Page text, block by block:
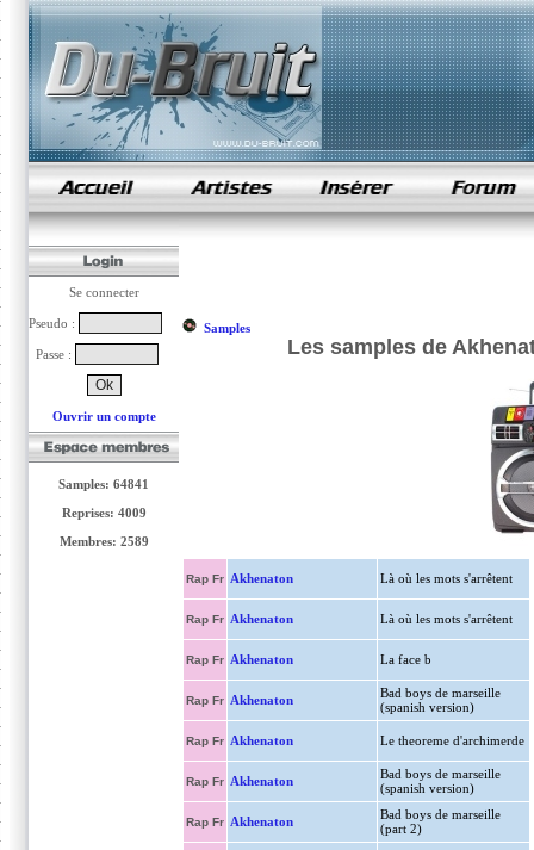
samples de rap
Se connecter
Pseudo :
Passe :
Ouvrir un compte
Samples: 64841
Reprises: 4009
Membres: 2589
Samples
Les samples de
Rap Fr Akhenaton Là où les mots s'arrêtent
Rap Fr Akhenaton Là où les mots s'arrêtent
Rap Fr Akhenaton La face b
Rap Fr Akhenaton
Bad boys de marseille
(spanish version)
Rap Fr Akhenaton Le theoreme d'archimerde
Rap Fr Akhenaton
Bad boys de marseille
(spanish version)
Rap Fr Akhenaton
Bad boys de marseille
(part 2)